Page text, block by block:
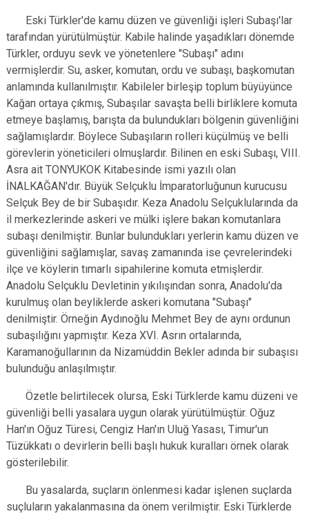
Eski Türkler'de kamu düzen ve güvenliği işleri Subaşı'lar
tarafından yürütülmüştür. Kabile halinde yaşadıkları dönemde
Türkler, orduyu sevk ve yönetenlere "Subaşı" adını
vermişlerdir. Su, asker, komutan, ordu ve subaşı, başkomutan
anlamında kullanılmıştır. Kabileler birleşip toplum büyüyünce
Kağan ortaya çıkmış, Subaşılar savaşta belli birliklere komuta
etmeye başlamış, barışta da bulundukları bölgenin güvenliğini
sağlamışlardır. Böylece Subaşıların rolleri küçülmüş ve belli
görevlerin yöneticileri olmuşlardır. Bilinen en eski Subaşı, VIII.
Asra ait TONYUKOK Kitabesinde ismi yazılı olan
İNALKAĞAN'dır. Büyük Selçuklu İmparatorluğunun kurucusu
Selçuk Bey de bir Subaşıdır. Keza Anadolu Selçuklularında da
il merkezlerinde askeri ve mülki işlere bakan komutanlara
subaşı denilmiştir. Bunlar bulundukları yerlerin kamu düzen ve
güvenliğini sağlamışlar, savaş zamanında ise çevrelerindeki
ilçe ve köylerin tımarlı sipahilerine komuta etmişlerdir.
Anadolu Selçuklu Devletinin yıkılışından sonra, Anadolu'da
kurulmuş olan beyliklerde askeri komutana "Subaşı"
denilmiştir. Örneğin Aydınoğlu Mehmet Bey de aynı ordunun
subaşılığını yapmıştır. Keza XVI. Asrın ortalarında,
Karamanoğullarının da Nizamüddin Bekler adında bir subaşısı
bulunduğu anlaşılmıştır.
Özetle belirtilecek olursa, Eski Türklerde kamu düzeni ve
güvenliği belli yasalara uygun olarak yürütülmüştür. Oğuz
Han'ın Oğuz Türesi, Cengiz Han'ın Uluğ Yasası, Timur'un
Tüzükkatı o devirlerin belli başlı hukuk kuralları örnek olarak
gösterilebilir.
Bu yasalarda, suçların önlenmesi kadar işlenen suçlarda
suçluların yakalanmasına da önem verilmiştir. Eski Türklerde